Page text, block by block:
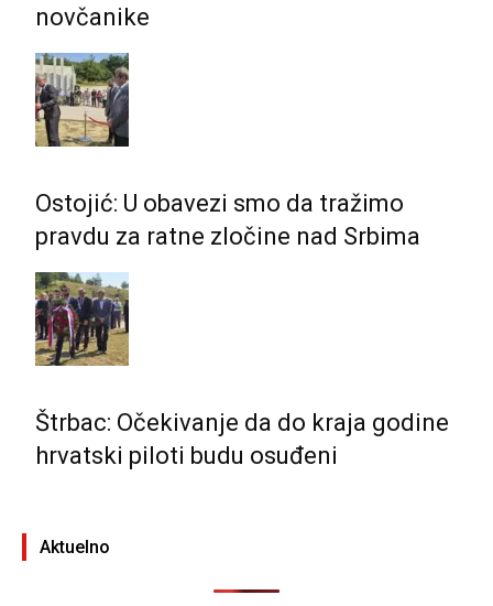
novčanike
Ostojić: U obavezi smo da tražimo
pravdu za ratne zločine nad Srbima
Štrbac: Očekivanje da do kraja godine
hrvatski piloti budu osuđeni
Aktuelno